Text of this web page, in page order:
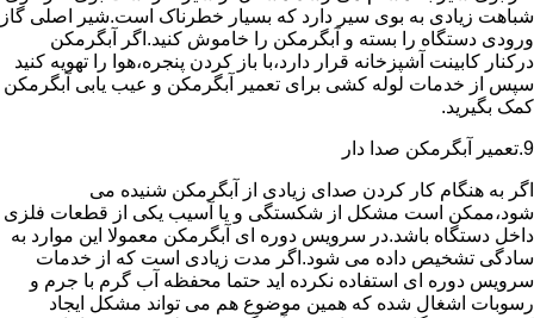
شباهت زیادی به بوی سیر دارد که بسیار خطرناک است.شیر اصلی گاز
ورودی دستگاه را بسته و آبگرمکن را خاموش کنید.اگر آبگرمکن
درکنار کابینت آشپزخانه قرار دارد،با باز کردن پنجره،هوا را تهویه کنید
سپس از خدمات لوله کشی برای تعمیر آبگرمکن و عیب یابی آبگرمکن
کمک بگیرید.
9.تعمیر آبگرمکن صدا دار
اگر به هنگام کار کردن صدای زیادی از آبگرمکن شنیده می
شود،ممکن است مشکل از شکستگی و یا آسیب یکی از قطعات فلزی
داخل دستگاه باشد.در سرویس دوره ای آبگرمکن معمولا این موارد به
سادگی تشخیص داده می شود.اگر مدت زیادی است که از خدمات
سرویس دوره ای استفاده نکرده اید حتما محفظه آب گرم با جرم و
رسوبات اشغال شده که همین موضوع هم می تواند مشکل ایجاد